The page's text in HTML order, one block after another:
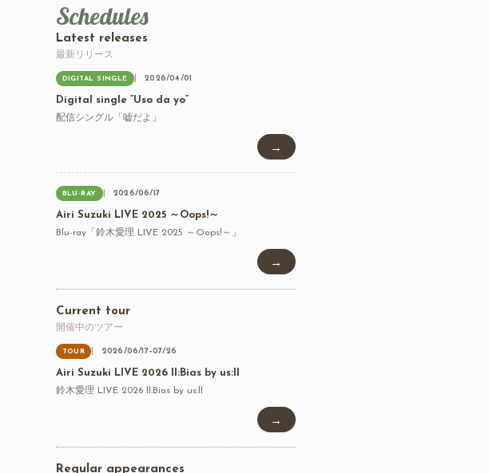
Schedules
Latest releases
最新リリース
DIGITAL SINGLE 2026/04/01
Digital single “Uso da yo”
配信シングル「嘘だよ」
→
BLU-RAY 2026/06/17
Airi Suzuki LIVE 2025 ～Oops!～
Blu-ray「鈴木愛理 LIVE 2025 ～Oops!～」
→
Current tour
開催中のツアー
TOUR 2026/06/17–07/26
Airi Suzuki LIVE 2026 ll:Bias by us:ll
鈴木愛理 LIVE 2026 ll:Bias by us:ll
→
Regular appearances